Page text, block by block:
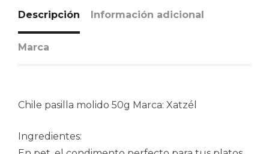
Descripción Información adicional
Marca
Chile pasilla molido 50g Marca: Xatzél
Ingredientes: